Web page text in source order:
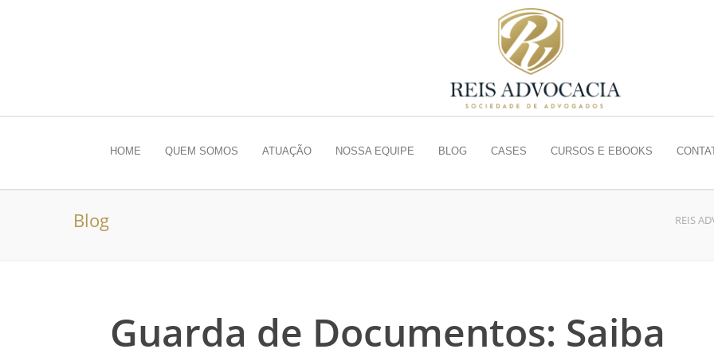
HOME QUEM SOMOS ATUAÇÃO NOSSA EQUIPE BLOG CASES CURSOS E EBOOKS
Blog REIS
Guarda de Documentos: Saiba